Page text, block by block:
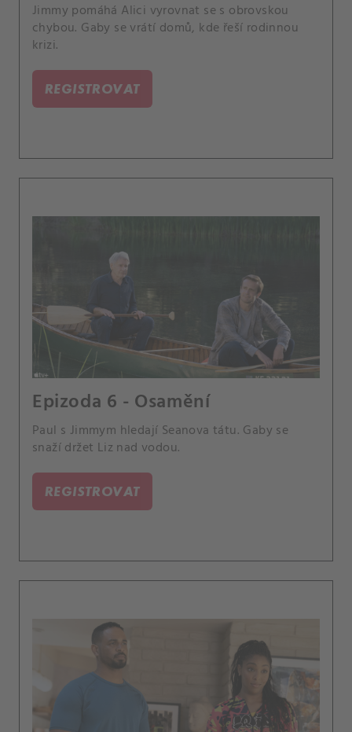
Jimmy pomáhá Alici vyrovnat se s obrovskou
chybou. Gaby se vrátí domů, kde řeší rodinnou
krizi.
REGISTROVAT
Epizoda 6 - Osamění
Paul s Jimmym hledají Seanova tátu. Gaby se
snaží držet Liz nad vodou.
REGISTROVAT